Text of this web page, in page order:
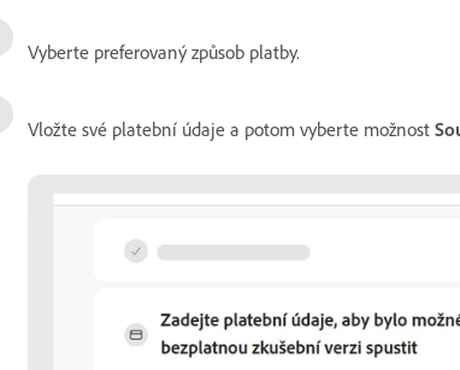
Vyberte preferovaný způsob platby.
Vložte své platební údaje a potom vyberte možnost